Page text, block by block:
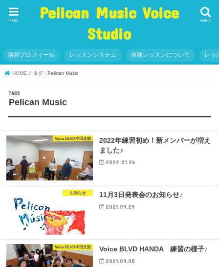
Pelican Music Voice
Studio
search
menu
講師プロフィール レッスンシステム 体験レッスンについて レッ
HOME タグ : Pelican Music
Pelican Music
Voice BLVD半田支部
2022年練習初め！新メンバーが増え
ました♪
2022.01.26
お知らせ 11月3日発表会のお知らせ♪
2021.09.29
Voice BLVD半田支部 Voice BLVD HANDA 練習の様子♪
2021.09.08